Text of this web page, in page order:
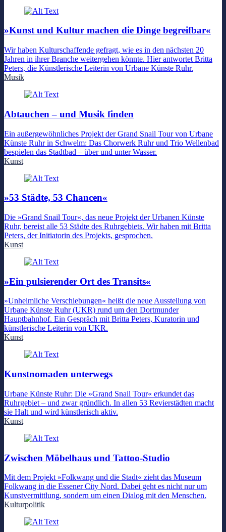
»Kunst und Kultur machen die Dinge begreifbar«
Wir haben Kulturschaffende gefragt, wie es in den nächsten 20
Jahren in ihrer Branche weitergehen könnte. Hier antwortet Britta
Peters, die Künstlerische Leiterin von Urbane Künste Ruhr.
Musik
Abtauchen – und Musik finden
Ein außergewöhnliches Projekt der Grand Snail Tour von Urbane
Künste Ruhr in Schwelm: Das Chorwerk Ruhr und Trio Wellenbad
bespielen das Stadtbad – über und unter Wasser.
Kunst
»53 Städte, 53 Chancen«
Die »Grand Snail Tour«, das neue Projekt der Urbanen Künste
Ruhr, bereist alle 53 Städte des Ruhrgebiets. Wir haben mit Britta
Peters, der Initiatorin des Projekts, gesprochen.
Kunst
»Ein pulsierender Ort des Transits«
»Unheimliche Verschiebungen« heißt die neue Ausstellung von
Urbane Künste Ruhr (UKR) rund um den Dortmunder
Hauptbahnhof. Ein Gespräch mit Britta Peters, Kuratorin und
künstlerische Leiterin von UKR.
Kunst
Kunstnomaden unterwegs
Urbane Künste Ruhr: Die »Grand Snail Tour« erkundet das
Ruhrgebiet – und zwar gründlich. In allen 53 Revierstädten macht
sie Halt und wird künstlerisch aktiv.
Kunst
Zwischen Möbelhaus und Tattoo-Studio
Mit dem Projekt »Folkwang und die Stadt« zieht das Museum
Folkwang in die Essener City Nord. Dabei geht es nicht nur um
Kunstvermittlung, sondern um einen Dialog mit den Menschen.
Kulturpolitik